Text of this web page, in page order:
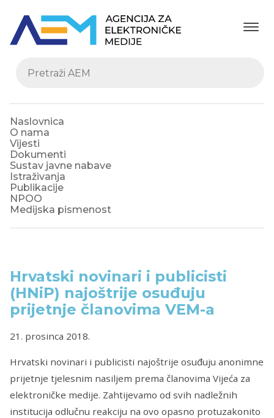
Naslovnica
O nama
Vijesti
Dokumenti
Sustav javne nabave
Istraživanja
Publikacije
NPOO
Medijska pismenost
Hrvatski novinari i publicisti
(HNiP) najoštrije osuđuju
prijetnje članovima VEM-a
21. prosinca 2018.
Hrvatski novinari i publicisti najoštrije osuđuju anonimne
prijetnje tjelesnim nasiljem prema članovima Vijeća za
elektroničke medije. Zahtijevamo od svih nadležnih
institucija odlučnu reakciju na ovo opasno protuzakonito